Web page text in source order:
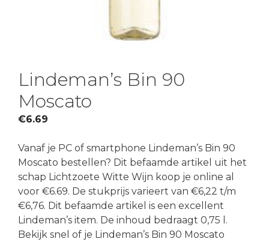
Lindeman’s Bin 90
Moscato
€6.69
Vanaf je PC of smartphone Lindeman’s Bin 90
Moscato bestellen? Dit befaamde artikel uit het
schap Lichtzoete Witte Wijn koop je online al
voor €6.69. De stukprijs varieert van €6,22 t/m
€6,76. Dit befaamde artikel is een excellent
Lindeman’s item. De inhoud bedraagt 0,75 l.
Bekijk snel of je Lindeman’s Bin 90 Moscato